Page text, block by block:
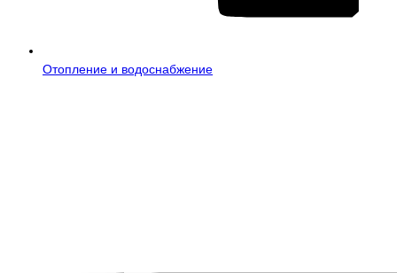
Отопление и водоснабжение